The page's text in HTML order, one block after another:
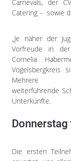
Carnevals, der
Catering – sowie
„Je näher der
Vorfreude in
Cornelia
Vogelsbergkreis
Mehrere
weiterführende
Unterkünfte.
Die ersten